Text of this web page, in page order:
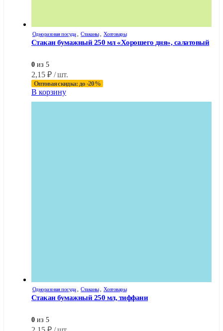
Одноразовая посуда Стаканы Хозтовары
Стакан бумажный 250 мл «Хорошего дня», салатовый
0 из 5
2,15 ₽ / шт.
Оптовая скидка: до -20%
В корзину
Одноразовая посуда Стаканы Хозтовары
Стакан бумажный 250 мл, тиффани
0 из 5